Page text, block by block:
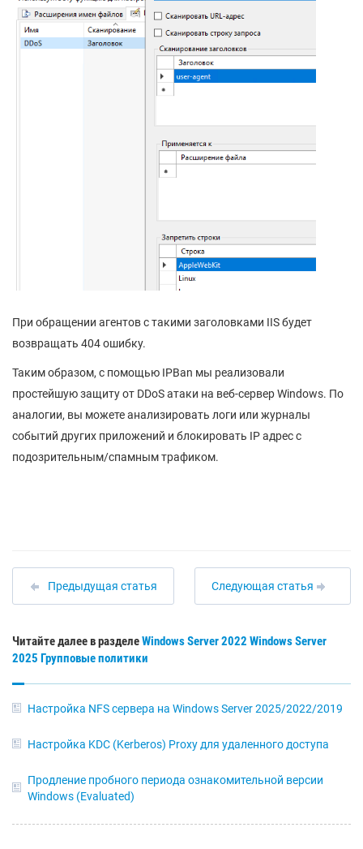
При обращении агентов с такими заголовками IIS будет
возвращать 404 ошибку.
Таким образом, с помощью IPBan мы реализовали
простейшую защиту от DDoS атаки на веб-сервер Windows. По
аналогии, вы можете анализировать логи или журналы
событий других приложений и блокировать IP адрес с
подозрительным/спамным трафиком.
Предыдущая статья Следующая статья
Читайте далее в разделеWindows Server 2022 Windows Server
2025 Групповые политики
Настройка NFS сервера на Windows Server 2025/2022/2019
Настройка KDC (Kerberos) Proxy для удаленного доступа
Продление пробного периода ознакомительной версии
Windows (Evaluated)